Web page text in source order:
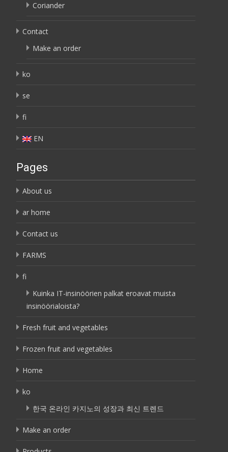
Coriander
Contact
Make an order
ko
se
fi
EN
Pages
About us
ar home
Contact us
FARMS
fi
Kuinka IT-insinöörien palkat eroavat muista
insinöörialoista?
Fresh fruit and vegetables
Frozen fruit and vegetables
Home
ko
한국 온라인 카지노의 성장과 최신 트렌드
Make an order